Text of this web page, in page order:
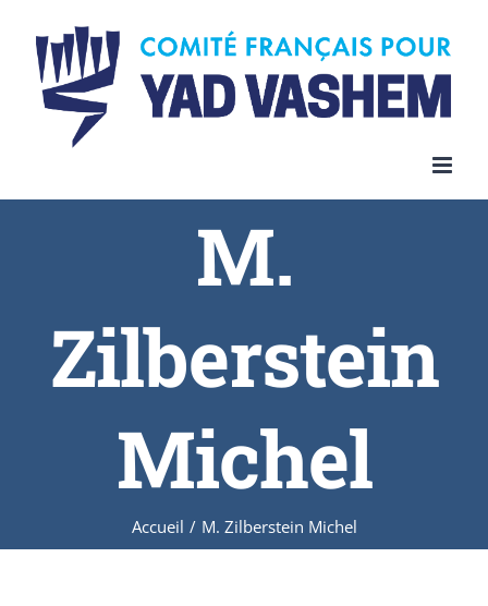
content
M.
Zilberstein
Michel
Accueil / M. Zilberstein Michel